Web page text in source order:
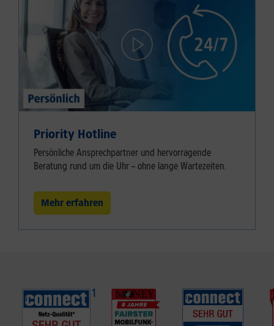
Priority Hotline
Persönliche Ansprechpartner und hervorragende
Beratung rund um die Uhr – ohne lange Wartezeiten.
Mehr erfahren